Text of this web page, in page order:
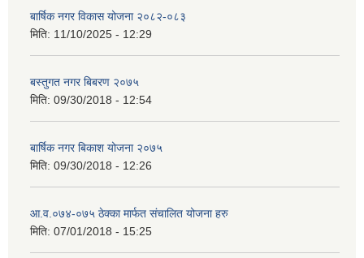
बार्षिक नगर विकास योजना २०८२-०८३
मिति: 11/10/2025 - 12:29
बस्तुगत नगर बिबरण २०७५
मिति: 09/30/2018 - 12:54
बार्षिक नगर बिकाश योजना २०७५
मिति: 09/30/2018 - 12:26
आ.व.०७४-०७५ ठेक्का मार्फत संचालित योजना हरु
मिति: 07/01/2018 - 15:25